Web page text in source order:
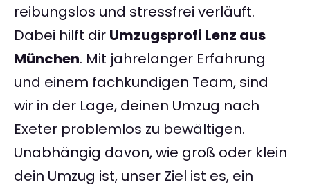
reibungslos und stressfrei verläuft.
Dabei hilft dir Umzugsprofi Lenz aus
München. Mit jahrelanger Erfahrung
und einem fachkundigen Team, sind
wir in der Lage, deinen Umzug nach
Exeter problemlos zu bewältigen.
Unabhängig davon, wie groß oder klein
dein Umzug ist, unser Ziel ist es, ein